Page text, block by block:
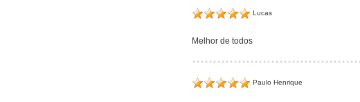
Lucas
Melhor de todos
Paulo Henrique